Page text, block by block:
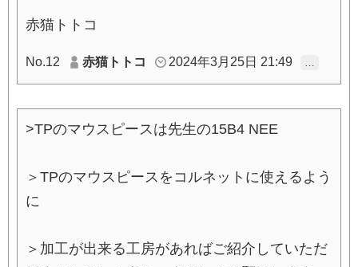
赤猫トトコ
No.12 赤猫トトコ 2024年3月25日 21:49
>TPのマウスピースは先生の15B4 NEE
＞TPのマウスピースをコルネットに使えるよう
に
＞加工が出来る工房があればご紹介していただ